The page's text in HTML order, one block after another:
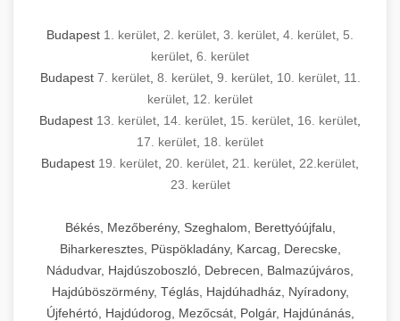
Budapest 1. kerület 2. kerület 3. kerület 4. kerület 5.
kerület 6. kerület
Budapest 7. kerület, 8. kerület, 9. kerület, 10. kerület, 11.
kerület 12. kerület
Budapest 13. kerület 14. kerület 15. kerület 16. kerület
17. kerület 18. kerület
Budapest 19. kerület 20. kerület 21. kerület 22.kerület
23. kerület
Békés, Mezőberény, Szeghalom, Berettyóújfalu,
Biharkeresztes, Püspökladány, Karcag, Derecske,
Nádudvar, Hajdúszoboszló, Debrecen, Balmazújváros,
Hajdúböszörmény, Téglás, Hajdúhadház, Nyíradony,
Újfehértó, Hajdúdorog, Mezőcsát, Polgár, Hajdúnánás,